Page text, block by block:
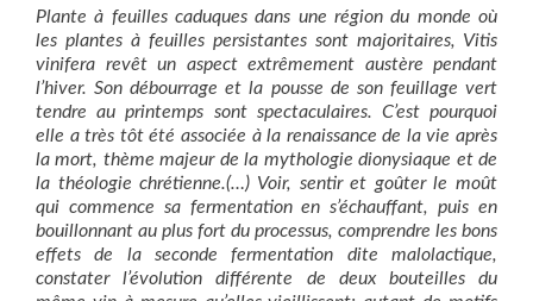
Plante à feuilles caduques dans une région du monde où
les plantes à feuilles persistantes sont majoritaires, Vitis
vinifera revêt un aspect extrêmement austère pendant
l’hiver. Son débourrage et la pousse de son feuillage vert
tendre au printemps sont spectaculaires. C’est pourquoi
elle a très tôt été associée à la renaissance de la vie après
la mort, thème majeur de la mythologie dionysiaque et de
la théologie chrétienne.(…) Voir, sentir et goûter le moût
qui commence sa fermentation en s’échauffant, puis en
bouillonnant au plus fort du processus, comprendre les bons
effets de la seconde fermentation dite malolactique,
constater l’évolution différente de deux bouteilles du